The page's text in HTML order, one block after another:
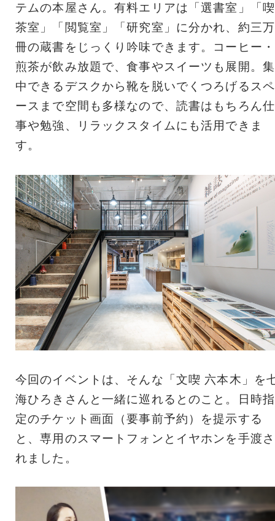
テムの本屋さん。有料エリアは「選書室」「喫
茶室」「閲覧室」「研究室」に分かれ、約三万
冊の蔵書をじっくり吟味できます。コーヒー・
煎茶が飲み放題で、食事やスイーツも展開。集
中できるデスクから靴を脱いでくつろげるスペ
ースまで空間も多様なので、読書はもちろん仕
事や勉強、リラックスタイムにも活用できま
す。
今回のイベントは、そんな「文喫 六本木」を
海ひろきさんと一緒に巡れるとのこと。日時指
定のチケット画面（要事前予約）を提示する
と、専用のスマートフォンとイヤホンを手渡さ
れました。